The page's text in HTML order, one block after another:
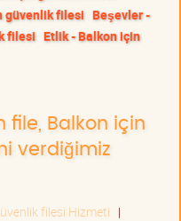
güvenlik filesi Beşevler -
filesi Etlik - Balkon için
file, Balkon için
verdiğimiz
filesi Hizmeti |